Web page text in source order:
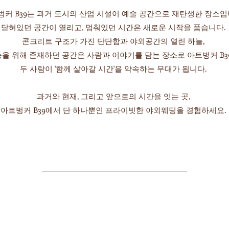
커 B39는 과거 도시의 산업 시설이 예술 공간으로 재탄생한 장소
닫혀있던 공간이 열리고, 멈춰있던 시간은 새로운 시작을 품습니다.
콘크리트 구조가 가진 단단함과 야외공간의 열린 하늘,
을 위해 존재하던 공간은 사람과 이야기를 담는 장소로 아트벙커
두 사람이 '함께 살아갈 시간'을 약속하는 무대가 됩니다.
과거와 현재, 그리고 앞으로의 시간을 잇는 곳,
​아트벙커 B39에서 단 하나뿐인 프라이빗한 야외웨딩을 경험하세요.